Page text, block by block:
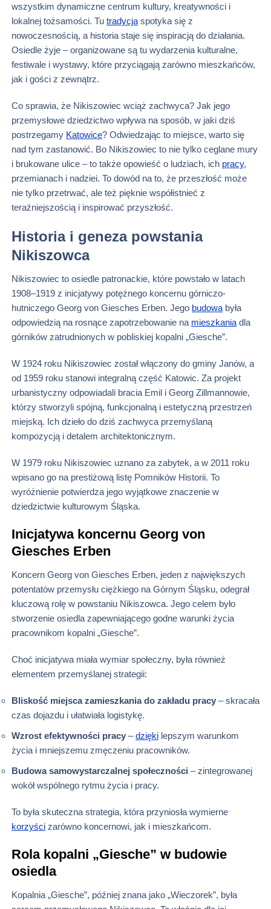
wszystkim dynamiczne centrum kultury, kreatywności i
lokalnej tożsamości. Tu tradycja spotyka się z
nowoczesnością, a historia staje się inspiracją do działania.
Osiedle żyje – organizowane są tu wydarzenia kulturalne,
festiwale i wystawy, które przyciągają zarówno mieszkańców,
jak i gości z zewnątrz.
Co sprawia, że Nikiszowiec wciąż zachwyca? Jak jego
przemysłowe dziedzictwo wpływa na sposób, w jaki dziś
postrzegamy Katowice? Odwiedzając to miejsce, warto się
nad tym zastanowić. Bo Nikiszowiec to nie tylko ceglane mury
i brukowane ulice – to także opowieść o ludziach, ich pracy,
przemianach i nadziei. To dowód na to, że przeszłość może
nie tylko przetrwać, ale też pięknie współistnieć z
teraźniejszością i inspirować przyszłość.
Historia i geneza powstania
Nikiszowca
Nikiszowiec to osiedle patronackie, które powstało w latach
1908–1919 z inicjatywy potężnego koncernu górniczo-
hutniczego Georg von Giesches Erben. Jego budowabyła
odpowiedzią na rosnące zapotrzebowanie na mieszkaniadla
górników zatrudnionych w pobliskiej kopalni „Giesche”.
W 1924 roku Nikiszowiec został włączony do gminy Janów, a
od 1959 roku stanowi integralną część Katowic. Za projekt
urbanistyczny odpowiadali bracia Emil i Georg Zillmannowie,
którzy stworzyli spójną, funkcjonalną i estetyczną przestrzeń
miejską. Ich dzieło do dziś zachwyca przemyślaną
kompozycją i detalem architektonicznym.
W 1979 roku Nikiszowiec uznano za zabytek, a w 2011 roku
wpisano go na prestiżową listę Pomników Historii. To
wyróżnienie potwierdza jego wyjątkowe znaczenie w
dziedzictwie kulturowym Śląska.
Inicjatywa koncernu Georg von
Giesches Erben
Koncern Georg von Giesches Erben, jeden z największych
potentatów przemysłu ciężkiego na Górnym Śląsku, odegrał
kluczową rolę w powstaniu Nikiszowca. Jego celem było
stworzenie osiedla zapewniającego godne warunki życia
pracownikom kopalni „Giesche”.
Choć inicjatywa miała wymiar społeczny, była również
elementem przemyślanej strategii:
Bliskość miejsca zamieszkania do zakładu pracy – skracała
czas dojazdu i ułatwiała logistykę.
Wzrost efektywności pracy –dzięki lepszym warunkom
życia i mniejszemu zmęczeniu pracowników.
Budowa samowystarczalnej społeczności – zintegrowanej
wokół wspólnego rytmu życia i pracy.
To była skuteczna strategia, która przyniosła wymierne
korzyści zarówno koncernowi, jak i mieszkańcom.
Rola kopalni „Giesche” w budowie
osiedla
Kopalnia „Giesche”, później znana jako „Wieczorek”, była